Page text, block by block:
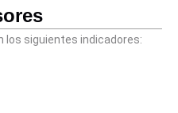
los siguientes indicadores: